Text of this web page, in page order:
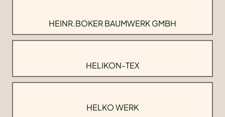
HEINR.BOKER BAUMWERK GMBH
HELIKON-TEX
HELKO WERK